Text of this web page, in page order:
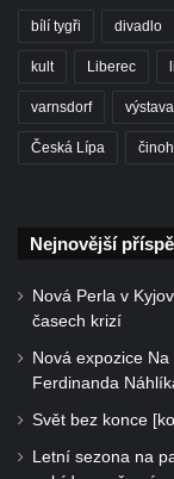
bílí tygři divadlo
kult Liberec
varnsdorf výstava
Česká Lípa
Nejnovější
Nová Perla v
časech krizí
Nová expozice
Ferdinanda
Svět bez konce
Letní sezona na